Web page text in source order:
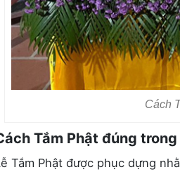
Cách
Tắm Phật đúng
Tắm Phật được phục dựng